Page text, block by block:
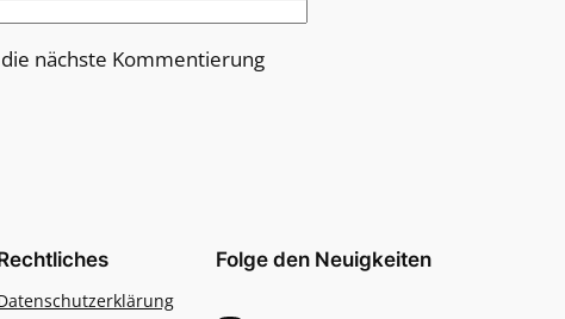
nächste Kommentierung
Folge den Neuigkeiten